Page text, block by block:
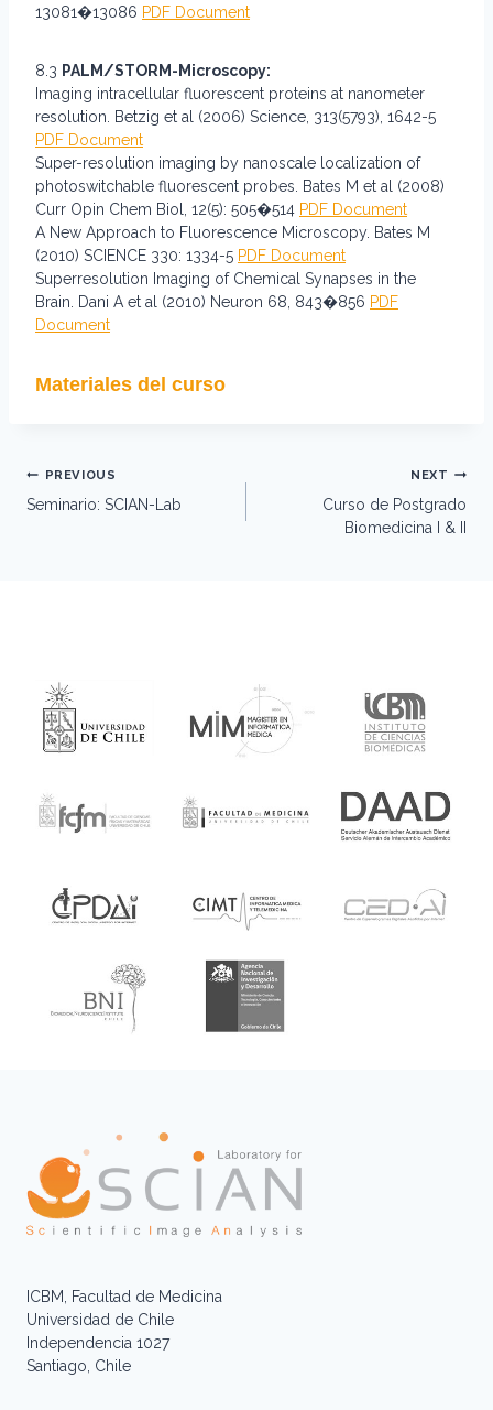
13081�13086 PDF Document
8.3 PALM/STORM-Microscopy:
Imaging intracellular fluorescent proteins at nanometer
resolution. Betzig et al (2006) Science, 313(5793), 1642-5
PDF Document
Super-resolution imaging by nanoscale localization of
photoswitchable fluorescent probes. Bates M et al (2008)
Curr Opin Chem Biol, 12(5): 505�514 PDF Document
A New Approach to Fluorescence Microscopy. Bates M
(2010) SCIENCE 330: 1334-5 PDF Document
Superresolution Imaging of Chemical Synapses in the
Brain. Dani A et al (2010) Neuron 68, 843�856 PDF
Document
Materiales del curso
Post
navigation
PREVIOUS
Seminario: SCIAN-Lab
NEXT
Curso de Postgrado
Biomedicina I & II
ICBM, Facultad de Medicina
Universidad de Chile
Independencia 1027
Santiago, Chile